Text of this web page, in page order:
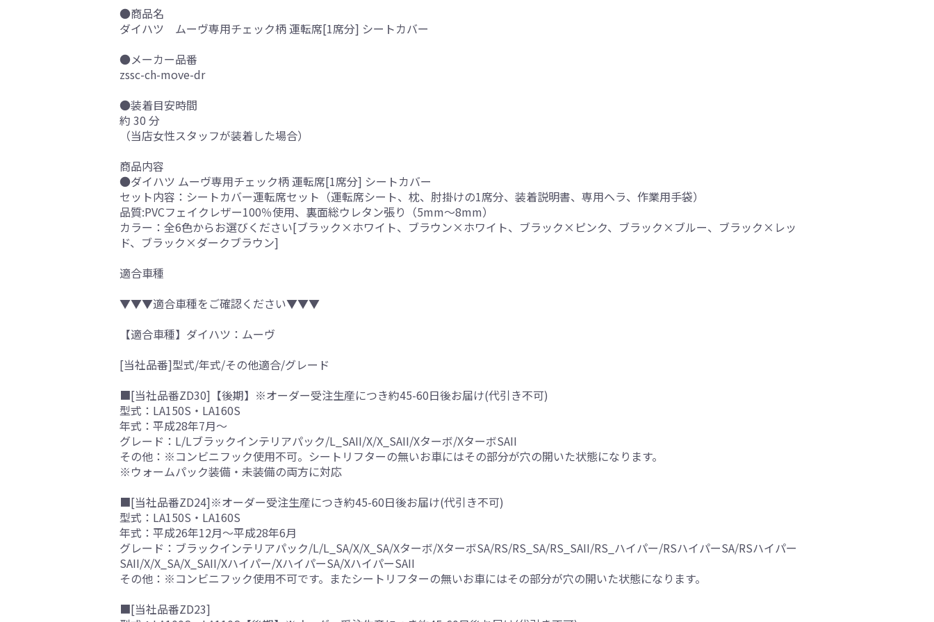
●商品名
ダイハツ ムーヴ専用チェック柄 運転席[1席分] シートカバー
●メーカー品番
zssc-ch-move-dr
●装着目安時間
約 30 分
（当店女性スタッフが装着した場合）
商品内容
●ダイハツ ムーヴ専用チェック柄 運転席[1席分] シートカバー
セット内容：シートカバー運転席セット（運転席シート、枕、肘掛けの1席分、装着説明書、専用ヘラ、作業用手袋）
品質:PVCフェイクレザー100％使用、裏面総ウレタン張り（5mm～8mm）
カラー：全6色からお選びください[ブラック×ホワイト、ブラウン×ホワイト、ブラック×ピンク、ブラック×ブルー、ブラック×レッ
ド、ブラック×ダークブラウン]
適合車種
▼▼▼適合車種をご確認ください▼▼▼
【適合車種】ダイハツ：ムーヴ
[当社品番]型式/年式/その他適合/グレード
■[当社品番ZD30]【後期】※オーダー受注生産につき約45-60日後お届け(代引き不可)
型式：LA150S・LA160S
年式：平成28年7月～
グレード：L/Lブラックインテリアパック/L_SAII/X/X_SAII/Xターボ/XターボSAII
その他：※コンビニフック使用不可。シートリフターの無いお車にはその部分が穴の開いた状態になります。
※ウォームパック装備・未装備の両方に対応
■[当社品番ZD24]※オーダー受注生産につき約45-60日後お届け(代引き不可)
型式：LA150S・LA160S
年式：平成26年12月～平成28年6月
グレード：ブラックインテリアパック/L/L_SA/X/X_SA/Xターボ/XターボSA/RS/RS_SA/RS_SAII/RS_ハイパー/RSハイパーSA/RSハイパー
SAII/X/X_SA/X_SAII/Xハイパー/XハイパーSA/XハイパーSAII
その他：※コンビニフック使用不可です。またシートリフターの無いお車にはその部分が穴の開いた状態になります。
■[当社品番ZD23]